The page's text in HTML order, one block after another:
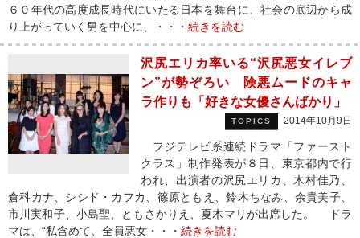
６０年代の高度成長時代にいたる日本を舞台に、社会の底辺から成
り上がっていく男を中心に、・・・ 続きを読む
沢尻エリカ率いる“沢尻悪女イレブ
ン”が勢ぞろい 険悪ムードのキャ
ラ作りも「好きな女優さんばかり」
TOPICS 2014年10月9日
フジテレビ系連続ドラマ「ファースト
クラス」制作発表が８日、東京都内で行
われ、出演者の沢尻エリカ、木村佳乃、
倉科カナ、シシド・カフカ、篠原ともえ、鈴木ちなみ、余貴美子、
市川実和子、小島聖、ともさかりえ、夏木マリが出席した。 ドラ
マは、“私含めて、全員悪女・・・ 続きを読む